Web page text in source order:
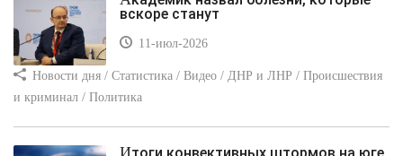
вскоре станут
11-июл-2026
Новости дня / Статистика / Видео / ДНР и ЛНР / Происшествия
и криминал / Политика